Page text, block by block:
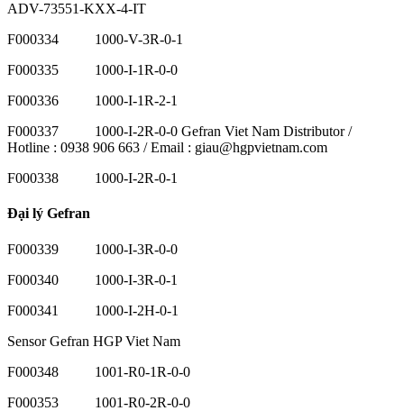
ADV-73551-KXX-4-IT
F000334 1000-V-3R-0-1
F000335 1000-I-1R-0-0
F000336 1000-I-1R-2-1
F000337 1000-I-2R-0-0 Gefran Viet Nam Distributor /
Hotline : 0938 906 663 / Email : giau@hgpvietnam.com
F000338 1000-I-2R-0-1
Đại lý Gefran
F000339 1000-I-3R-0-0
F000340 1000-I-3R-0-1
F000341 1000-I-2H-0-1
Sensor Gefran HGP Viet Nam
F000348 1001-R0-1R-0-0
F000353 1001-R0-2R-0-0